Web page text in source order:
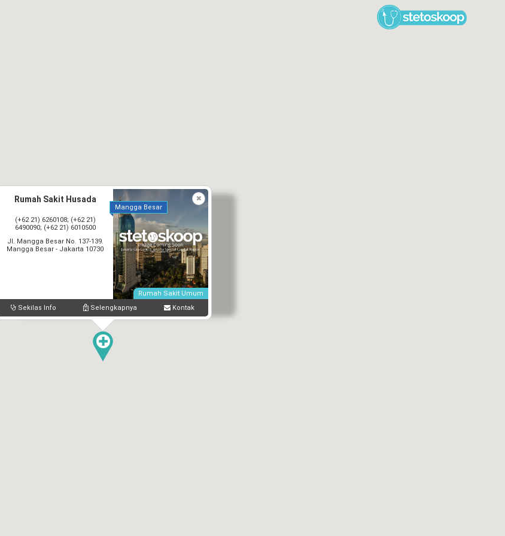
Rumah Sakit Husada
(+62 21) 6260108; (+62 21)
6490090; (+62 21) 6010500
Jl. Mangga Besar No. 137-139.
Mangga Besar - Jakarta 10730
Rumah Sakit Umum
Mangga Besar
Sekilas Info Selengkapnya Kontak